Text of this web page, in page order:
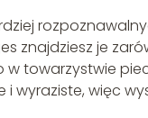
znajdziesz je
w towarzystwie
i wyraziste, więc